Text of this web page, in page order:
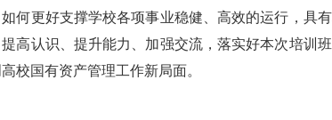
何更好支撑学校各项事业稳健、高效的运行，具
高认识、提升能力、加强交流，落实好本次培训
校国有资产管理工作新局面。